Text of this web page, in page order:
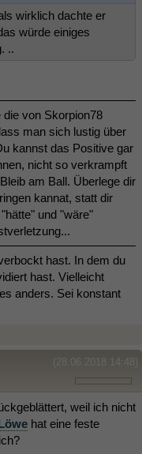
wirklich dachte er
würde einiges
..
von Skorpion78
man sich lustig über
kannst das Positive gar
nicht so verkrampft
am Ball. Überlege dir
kannat, statt dir
und "wäre"
hast. In dem du
hast. Vielleicht
anders. Sei konstant
(28.06.2018 14:48)
weil ich nicht
hat eine feste